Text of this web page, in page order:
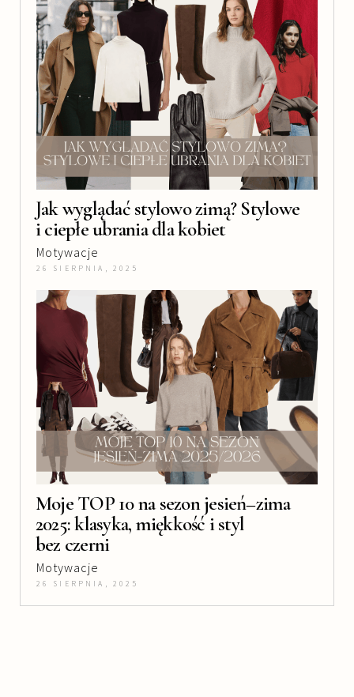
Jak wyglądać stylowo zimą? Stylowe
i ciepłe ubrania dla kobiet
Motywacje
26 SIERPNIA, 2025
Moje TOP 10 na sezon jesień–zima
2025: klasyka, miękkość i styl
bez czerni
Motywacje
26 SIERPNIA, 2025